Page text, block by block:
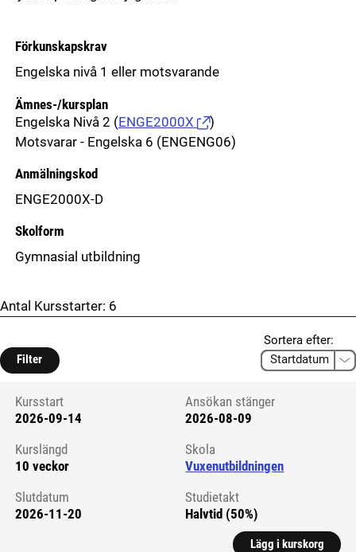
Förkunskapskrav
Engelska nivå 1 eller motsvarande
Ämnes-/kursplan
Engelska Nivå 2 (ENGE2000X
)
Motsvarar - Engelska 6 (ENGENG06)
Anmälningskod
ENGE2000X-D
Skolform
Gymnasial utbildning
Antal Kursstarter: 6
Filter
Sortera efter:
Kursstart 6326534
Kursstart
2026-09-14
Ansökan stänger
2026-08-09
Kurslängd
10 veckor
Skola
Vuxenutbildningen
Slutdatum
2026-11-20
Studietakt
Halvtid (50%)
Lägg i kurskorg